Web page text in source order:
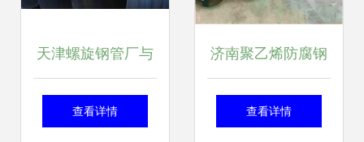
天津螺旋钢管厂与
焊接法兰螺旋钢
查看详情
济南聚乙烯防腐钢
管 生产厂家、价格
查看详情